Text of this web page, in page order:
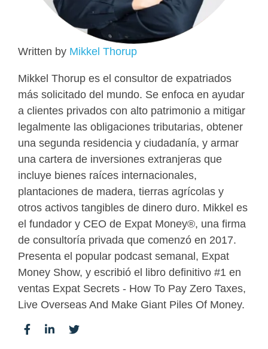
Written by Mikkel Thorup
Mikkel Thorup es el consultor de expatriados
más solicitado del mundo. Se enfoca en ayudar
a clientes privados con alto patrimonio a mitigar
legalmente las obligaciones tributarias, obtener
una segunda residencia y ciudadanía, y armar
una cartera de inversiones extranjeras que
incluye bienes raíces internacionales,
plantaciones de madera, tierras agrícolas y
otros activos tangibles de dinero duro. Mikkel es
el fundador y CEO de Expat Money®, una firma
de consultoría privada que comenzó en 2017.
Presenta el popular podcast semanal, Expat
Money Show, y escribió el libro definitivo #1 en
ventas Expat Secrets - How To Pay Zero Taxes,
Live Overseas And Make Giant Piles Of Money.